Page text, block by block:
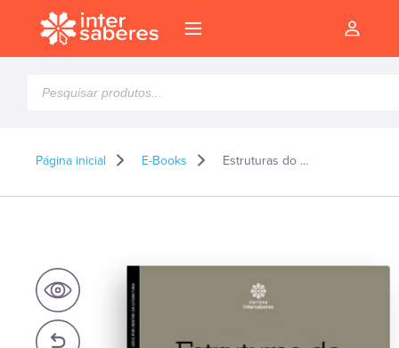
produtos
Página inicial E-Books Estruturas do texto literário – E-book